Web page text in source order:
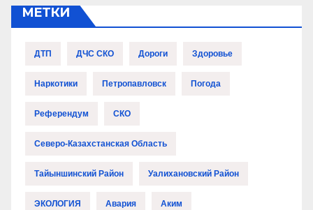
МЕТКИ
ДТП ДЧС СКО Дороги Здоровье
Наркотики Петропавловск Погода
Референдум СКО
Северо-Казахстанская Область
Тайыншинский Район Уалихановский Район
ЭКОЛОГИЯ Авария Аким